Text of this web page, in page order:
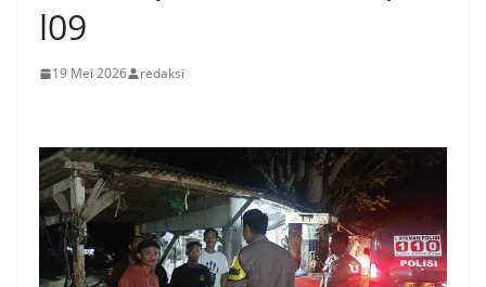
l09
19 Mei 2026 redaksi